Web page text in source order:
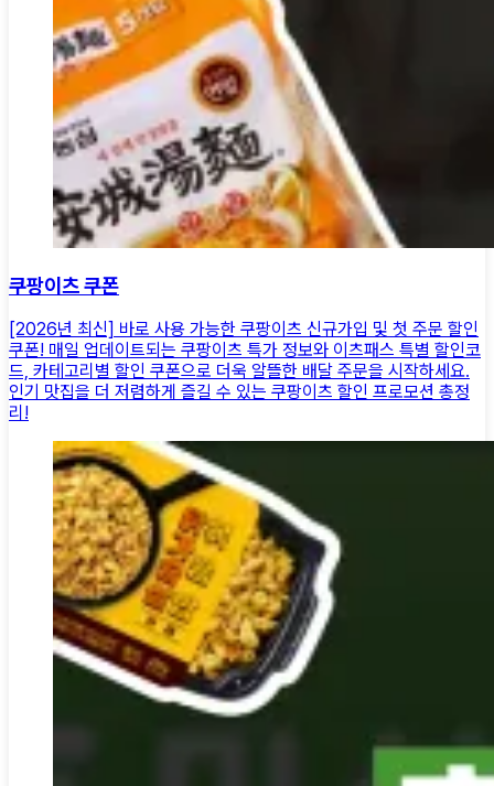
쿠팡이츠 쿠폰
[2026년 최신] 바로 사용 가능한 쿠팡이츠 신규가입 및 첫 주문 할인
쿠폰! 매일 업데이트되는 쿠팡이츠 특가 정보와 이츠패스 특별 할인코
드, 카테고리별 할인 쿠폰으로 더욱 알뜰한 배달 주문을 시작하세요.
인기 맛집을 더 저렴하게 즐길 수 있는 쿠팡이츠 할인 프로모션 총정
리!